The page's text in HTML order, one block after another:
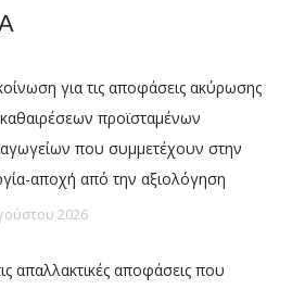
για τις αποφάσεις ακύρωσης
προϊσταμένων
που συμμετέχουν στην
αποχή από την αξιολόγηση
2026
απαλλακτικές αποφάσεις που